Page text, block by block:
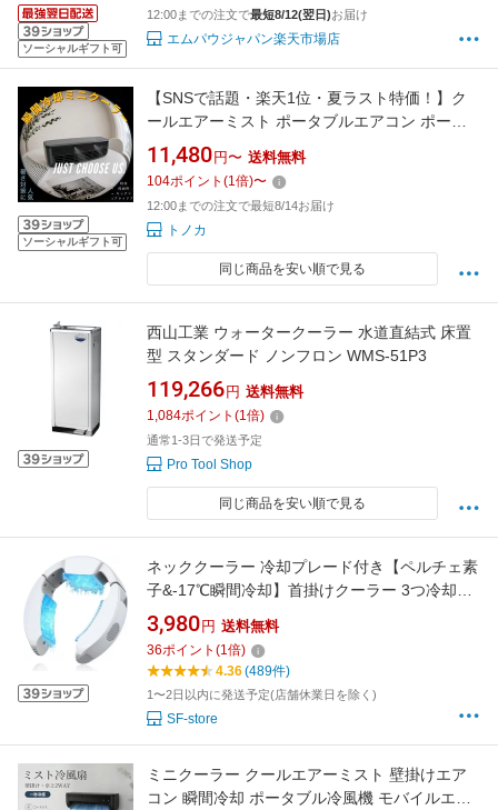
ソーシャルギフト可
12:00までの注文で最短8/12(翌日)お届け
エムパウジャパン楽天市場店
ソーシャルギフト可
【SNSで話題・楽天1位・夏ラスト特価！】ク
ールエアーミスト ポータブルエアコン ポータ
ブル冷風機 SHIBUMI ポータブルクーラー
shibumiエアコン ミニエアコン ryo cooler
Aomiya cooler ミニクーラー 車中泊 持ち運べる
エアコン コンパクト 洗面所 キッチン 台所
11,480 円〜 送料無料
104ポイント (1 倍)〜
12:00までの注文で最短8/14お届け
トノカ
同じ商品を安い順で見る
西山工業 ウォータークーラー 水道直結式 床置
型 スタンダード ノンフロン WMS-51P3
119,266 円 送料無料
1,084ポイント (1 倍)
通常1-3日で発送予定
Pro Tool Shop
同じ商品を安い順で見る
ネッククーラー 冷却プレード付き【ペルチェ素
子&-17℃瞬間冷却】首掛けクーラー 3つ冷却ブ
レート 強弱モード 首掛け扇風機 Type-C給電式
冷却 プレート 携帯扇風機 くびかけ扇風機 ネッ
クエアコン 熱中症対策 現場 外仕事 プレゼント
3,980 円 送料無料
36ポイント (1 倍)
4.36(489件)
1〜2日以内に発送予定(店舗休業日を除く)
SF-store
ミニクーラー クールエアーミスト 壁掛けエア
コン 瞬間冷却 ポータブル冷風機 モバイルエア